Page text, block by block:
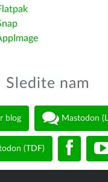
Sledite nam
blog Mastodon
(TDF)